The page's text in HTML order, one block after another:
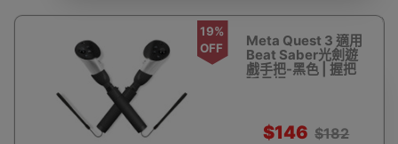
19%
OFF
Meta Quest 3 適用
Beat Saber光劍遊
戲手把-黑色 | 握把
延長桿
$146 $182